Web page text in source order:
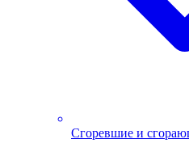
Сгоревшие и